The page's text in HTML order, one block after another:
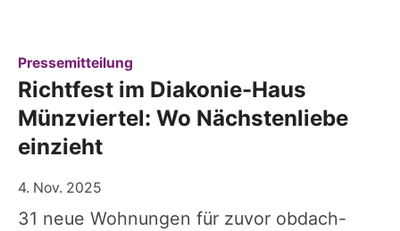
Pressemitteilung
Richtfest im Diakonie-Haus
Münzviertel: Wo Nächstenliebe
einzieht
4. Nov. 2025
31 neue Wohnungen für zuvor obdach-